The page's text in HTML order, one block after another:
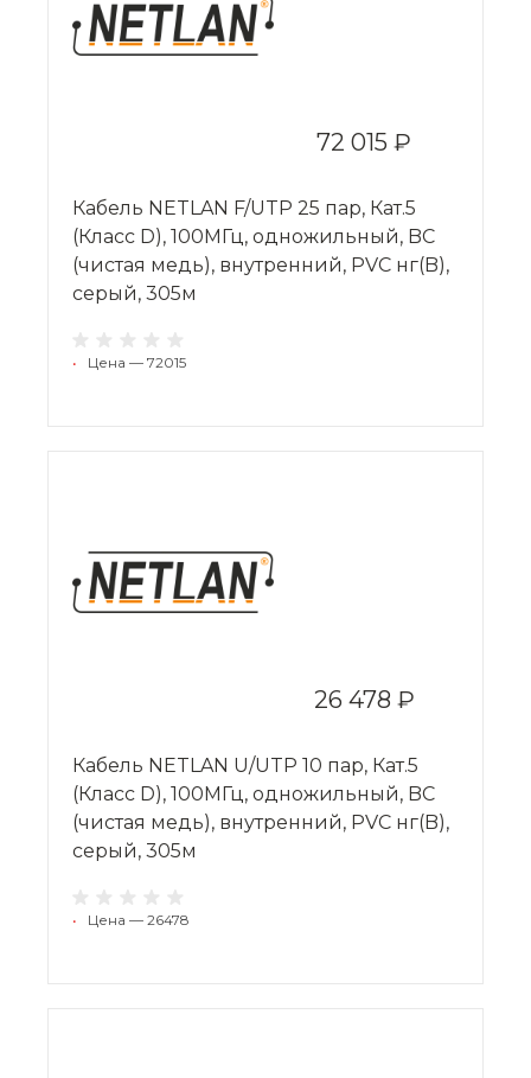
72 015 ₽
Кабель NETLAN F/UTP 25 пар, Кат.5
(Класс D), 100МГц, одножильный, BC
(чистая медь), внутренний, PVC нг(B),
серый, 305м
• Цена — 72015
26 478 ₽
Кабель NETLAN U/UTP 10 пар, Кат.5
(Класс D), 100МГц, одножильный, BC
(чистая медь), внутренний, PVC нг(B),
серый, 305м
• Цена — 26478